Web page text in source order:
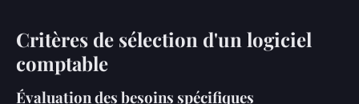
Critères de sélection d'un logiciel
comptable
Évaluation des besoins spécifiques